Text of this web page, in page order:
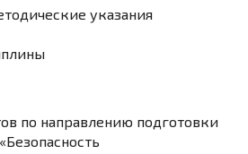
указания
по направлению подготовки